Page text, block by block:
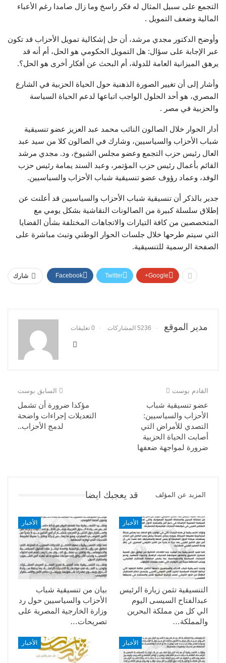
التجمع على سبيل المثال له فكر راسخ وما زال صامدا رغم الأعباء
المالية وضعف التمويل .
وأوضح الدكتور مجدي مرشد، أن حل إشكالية تمويل الأحزاب قد تكون
عبر الإجابة على سؤال: هل التمويل الحكومي هو الحل، أم أنه قد
يرهق الميزانية العامة للدولة، أم البحث عن أفكار أخرى هو الحل؟.
وأشار إلى أن تغيير الصورة الذهنية حول الحياة الحزبية في الشارع
المصري، هو أحد الحلول الواجب اتباعها لدعم الحياة السياسة
والحزبية في مصر .
أدار الحوار خلال الصالون النائب محمد عبد العزيز عضو تنسيقية
شباب الأحزاب والسياسيين، وشارك في الصالون كلا من سيد عبد
العال رئيس حزب التجمع وعضو مجلس الشيوخ، ود. مجدي مرشد
القائم بأعمال رئيس حزب المؤتمر، وعبد السند يمامة رئيس حزب
الوفد، وعماد رؤوف عضو تنسيقية شباب الأحزاب والسياسيين.
جدير بالذكر أن تنسيقية شباب الأحزاب والسياسيين قد أعلنت عن
إطلاق سلسلة كبيرة من الصالونات النقاشية بشكل يومي مع
المتخصصين من كافة التيارات والاتجاهات المختلفة بشأن القضايا
التي سيتم طرحها خلال جلسات الحوار الوطني وتبث مباشرة على
الصفحة الرسمية للتنسيقية.
شارك Facebook Twitter Google+
مدير الموقع 5236 المشاركات 0 تعليقات
السابق بوست
مؤكدا ضرورة أن تشمل
التعديلات إجراءات واضحة
لدمج الأحزاب..
القادم بوست
عضو تنسيقية شباب
الأحزاب والسياسيين:
التصدي للأمراض التي
أصابت الحياة الحزبية
ضرورة لمواجهة ضعفها
قد يعجبك ايضا المزيد عن المؤلف
الأخبار
بيان من تنسيقية شباب
الأحزاب والسياسيين حول رد
وزارة الخارجية المصرية على
تصريحات…
الأخبار
التنسيقية تثمن زيارة الرئيس
عبدالفتاح السيسى اليوم
الي كل من مملكة البحرين
والمملكة…
الأخبار الأخبار